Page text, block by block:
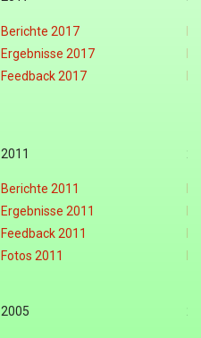
Berichte 2017
Ergebnisse 2017
Feedback 2017
2011
Berichte 2011
Ergebnisse 2011
Feedback 2011
Fotos 2011
2005